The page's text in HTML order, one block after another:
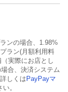
ンの場合、1.98%
ラン(月額利用料
実際にお店とし
合、決済システム
しくはPayPayマ
。